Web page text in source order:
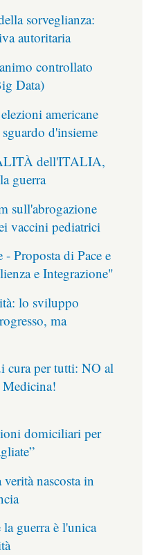
sorveglianza:
autoritaria
controllato
Data)
americane
d'insieme
dell'ITALIA,
guerra
sull'abrogazione
vaccini pediatrici
Proposta di Pace e
e Integrazione"
lo sviluppo
ma
cura per tutti: NO al
domiciliari per
nascosta in
guerra è l'unica